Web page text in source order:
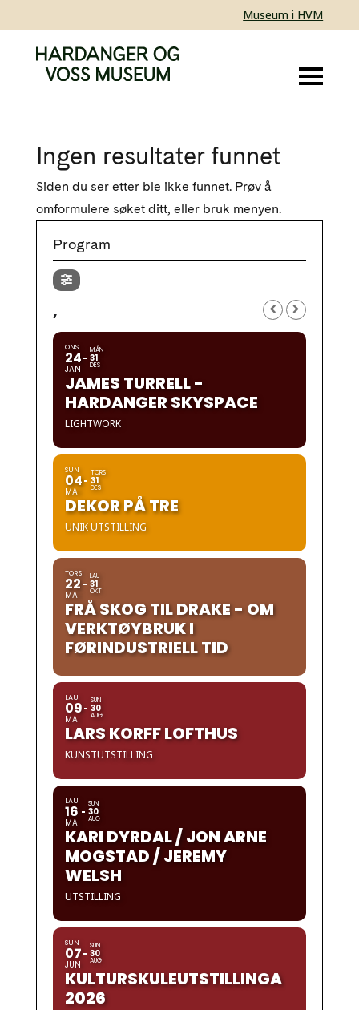
Museum i HVM
Ingen resultater funnet
Siden du ser etter ble ikke funnet. Prøv å
omformulere søket ditt, eller bruk menyen.
Program
,
ONS
24
JAN
MÅN
31
DES
JAMES TURRELL -
HARDANGER SKYSPACE
LIGHTWORK
SUN
04
MAI
TORS
31
DES
DEKOR PÅ TRE
UNIK UTSTILLING
TORS
22
MAI
LAU
31
OKT
FRÅ SKOG TIL DRAKE - OM
VERKTØYBRUK I
FØRINDUSTRIELL TID
LAU
09
MAI
SUN
30
AUG
LARS KORFF LOFTHUS
KUNSTUTSTILLING
LAU
16
MAI
SUN
30
AUG
KARI DYRDAL / JON ARNE
MOGSTAD / JEREMY
WELSH
UTSTILLING
SUN
07
JUN
SUN
30
AUG
KULTURSKULEUTSTILLINGA
2026